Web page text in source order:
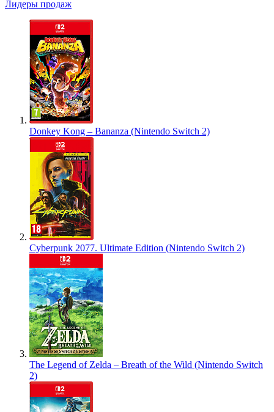
Лидеры продаж
Donkey Kong – Bananza (Nintendo Switch 2)
Cyberpunk 2077. Ultimate Edition (Nintendo Switch 2)
The Legend of Zelda – Breath of the Wild (Nintendo Switch
2)